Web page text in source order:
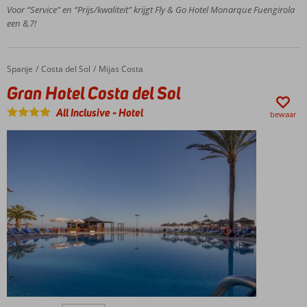
wandelen
over de
Center
o.a.
een
te
bereiken
met de
bus
Zelfde
als het
Voor “Service” en “Prijs/kwaliteit” krijgt Fly & Go Hotel Monarque Fuengirola
een 8,7!
Home
Spanje Costa del Sol Mijas Costa
Gran Hotel Costa del Sol
Gran Hotel Costa del Sol
All Inclusive-Hotel bewaar